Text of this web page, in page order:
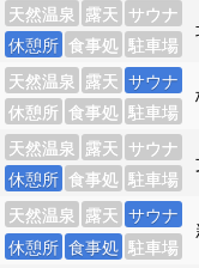
天然温泉 露天 サウナ
休憩所 食事処 駐車場
天然温泉 露天 サウナ
休憩所 食事処 駐車場
天然温泉 露天 サウナ
休憩所 食事処 駐車場
天然温泉 露天 サウナ
休憩所 食事処 駐車場